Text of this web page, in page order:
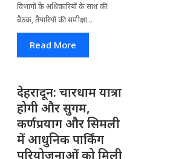
विभागों के अ​धिकारियों के साथ की
बैठक, तैयारियों की समीक्षा...
Read More
देहरादून: चारधाम यात्रा
होगी और सुगम,
कर्णप्रयाग और सिमली
में आधुनिक पार्किंग
परियोजनाओं को मिली